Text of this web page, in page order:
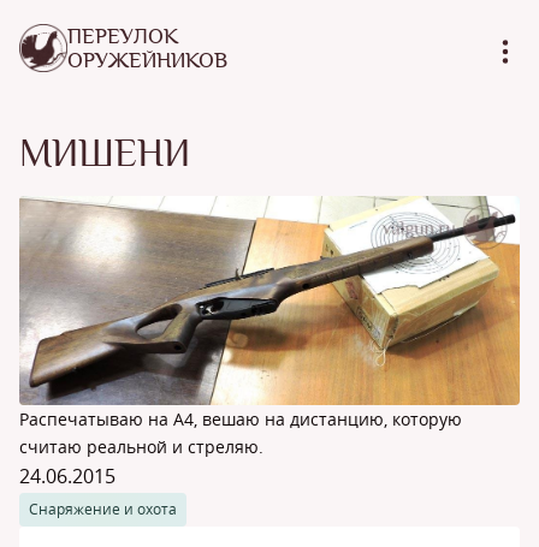
ПЕРЕУЛОК
ОРУЖЕЙНИКОВ
МИШЕНИ
Распечатываю на А4, вешаю на дистанцию, которую
считаю реальной и стреляю.
24.06.2015
Снаряжение и охота